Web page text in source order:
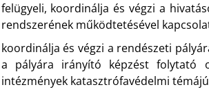
felügyeli, koordinálja és végzi a
rendszerének működtetésével
koordinálja és végzi a rendészeti
a pályára irányító képzést folytató
intézmények katasztrófavédelmi